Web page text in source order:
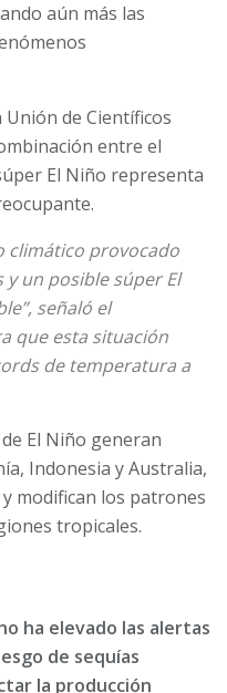
aún más las
de Científicos
entre el
El Niño representa
climático provocado
un posible súper El
señaló el
que esta situación
de temperatura a
El Niño generan
Indonesia y Australia,
modifican los patrones
tropicales.
ha elevado las alertas
de sequías
la producción